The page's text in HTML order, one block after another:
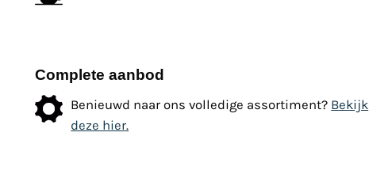
Complete aanbod
Benieuwd naar ons volledige assortiment? Bekijk
deze hier.